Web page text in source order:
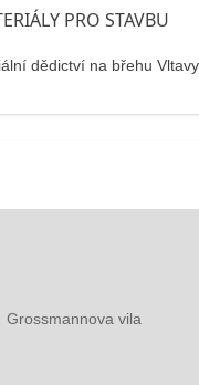
dědictví na břehu Vltavy